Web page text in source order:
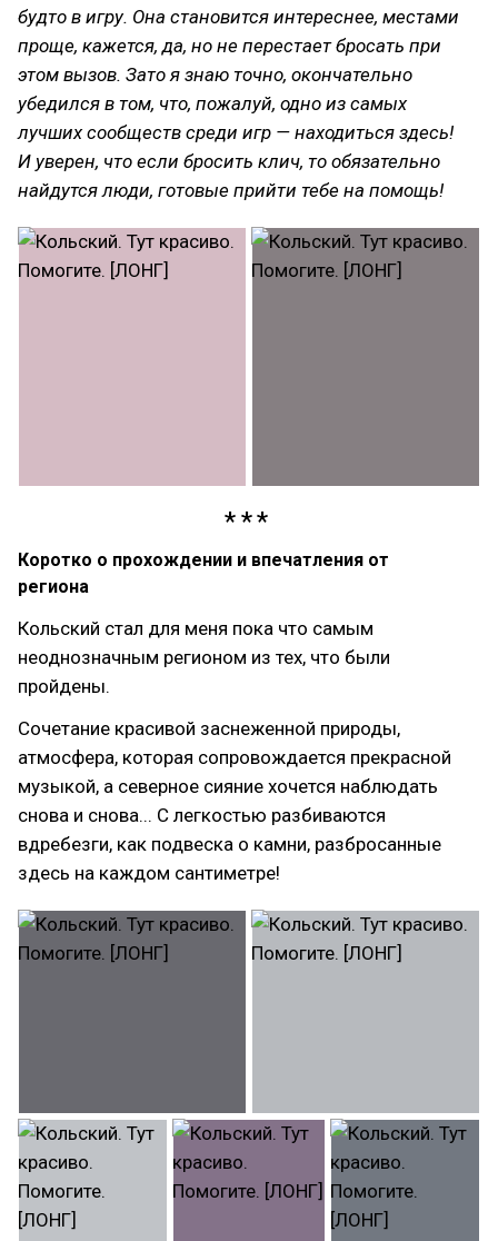
будто в игру. Она становится интереснее, местами
проще, кажется, да, но не перестает бросать при
этом вызов. Зато я знаю точно, окончательно
убедился в том, что, пожалуй, одно из самых
лучших сообществ среди игр — находиться здесь!
И уверен, что если бросить клич, то обязательно
найдутся люди, готовые прийти тебе на помощь!
Коротко о прохождении и впечатления от
региона
Кольский стал для меня пока что самым
неоднозначным регионом из тех, что были
пройдены.
Сочетание красивой заснеженной природы,
атмосфера, которая сопровождается прекрасной
музыкой, а северное сияние хочется наблюдать
снова и снова... С легкостью разбиваются
вдребезги, как подвеска о камни, разбросанные
здесь на каждом сантиметре!